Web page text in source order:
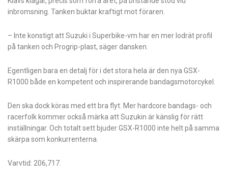
inbromsning. Tanken buktar kraftigt mot föraren.
– Inte konstigt att Suzuki i Superbike-vm har en mer lodrät profil
på tanken och Progrip-plast, säger dansken.
Egentligen bara en detalj för i det stora hela är den nya GSX-
R1000 både en kompetent och inspirerande bandagsmotorcykel.
Den ska dock köras med ett bra flyt. Mer hardcore bandags- och
racerfolk kommer också märka att Suzukin är känslig för rätt
inställningar. Och totalt sett bjuder GSX-R1000 inte helt på samma
skärpa som konkurrenterna.
Varvtid: 206,717.